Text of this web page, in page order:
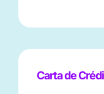
Carta de